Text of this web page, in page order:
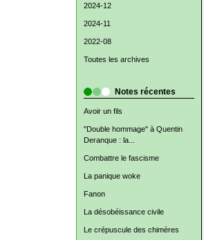
2024-12
2024-11
2022-08
Toutes les archives
Notes récentes
Avoir un fils
"Double hommage" à Quentin
Deranque : la...
Combattre le fascisme
La panique woke
Fanon
La désobéissance civile
Le crépuscule des chimères